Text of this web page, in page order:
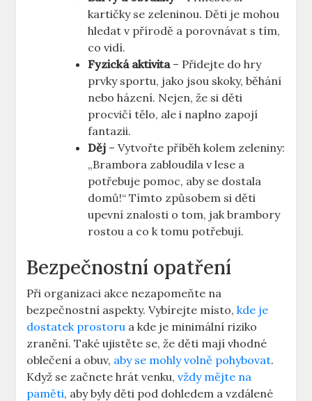
kartičky se zeleninou. Děti je mohou
hledat v přírodě a porovnávat s tím,
co vidí.
Fyzická aktivita– Přidejte do hry
prvky sportu, jako jsou skoky, běhání
nebo házení. Nejen, že si děti
procvičí tělo, ale i naplno zapojí
fantazii.
Děj – Vytvořte příběh kolem zeleniny:
„Brambora zabloudila v lese a
potřebuje pomoc, aby se dostala
domů!“ Tímto způsobem si děti
upevní znalosti o tom, jak brambory
rostou a co k tomu potřebují.
Bezpečnostní opatření
Při organizaci akce nezapomeňte na
bezpečnostní aspekty. Vybírejte místo,kde je
dostatek prostoru a kde je minimální riziko
zranění. Také ujistěte se, že děti mají vhodné
oblečení a obuv, aby se mohly volně pohybovat.
Když se začnete hrát venku,vždy mějte na
paměti, aby byly děti pod dohledem a vzdálené